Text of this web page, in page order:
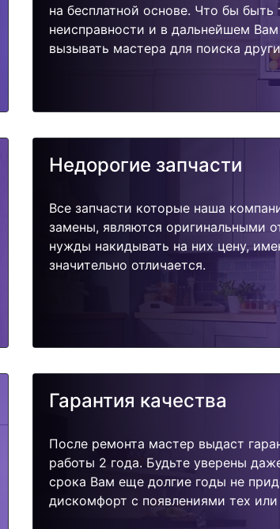
на бесплатной основе. Что бы
неисправности и в дальнейшем
вызывать мастера для поиска
Недорогие запчасти
Все запчасти которые наша
замены, являются оригинальными
нужды накидывать на них цену,
значительно отличается.
Гарантия качества
После ремонта мастер выдаст
работы 2 года. Будьте уверены
срока Вам еще долгие годы не
дискомфорт с появлениями тех